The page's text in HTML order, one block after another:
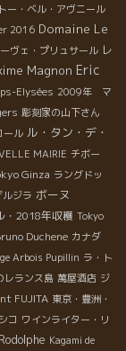
ー・ベル・アヴニール
2016 Domaine Le
ヴェ・プリュサール レ
Magnon Eric
Elysées 2009年 マ
彫刻家の山下さん
ール ル・タン・デ・
MAIRIE チボー
Ginza ラングドッ
ジラ ボーヌ
・2018年収穫 Tokyo
Duchene カナダ
Arbois Pupillin ラ・ト
レランス島 萬屋酒店 ジ
FUJITA 東京・豊洲・
コ ワインライター・リ
Kagami de